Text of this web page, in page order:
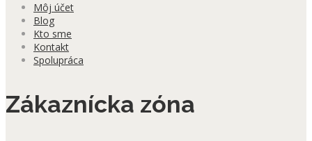
Môj účet
Blog
Kto sme
Kontakt
Spolupráca
Zákaznícka zóna